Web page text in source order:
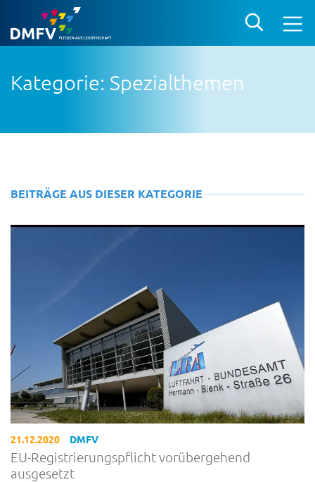
Kategorie: Spezialthemen
BEITRÄGE AUS DIESER KATEGORIE
21.12.2020 DMFV
EU-Registrierungspflicht vorübergehend
ausgesetzt